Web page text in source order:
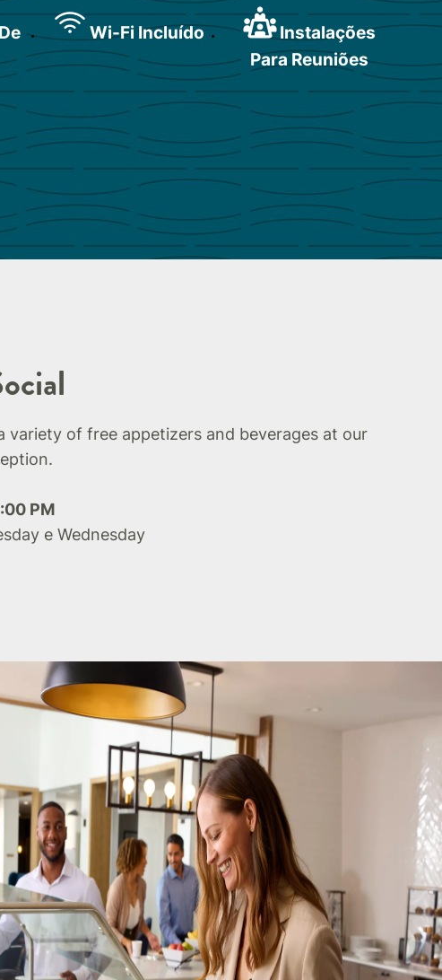
Wi-Fi Incluído
Instalações
Para Reuniões
variety of free appetizers and beverages at our
PM
e Wednesday